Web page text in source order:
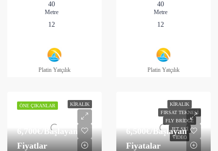
40
Metre
12
Platin Yatçılık
40
Metre
12
Platin Yatçılık
ÖNE ÇIKANLAR KIRALIK
6,700€/Başlayan
Fiyatlar
KIRALIK
FIRSAT TEKNESI
FLY BRIDGE
JET SKI
VIDEO
6,500€/Başlayan
Fiyatalar